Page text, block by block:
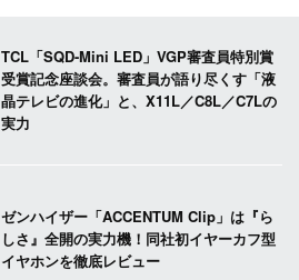
TCL「SQD-Mini LED」VGP審査員特別賞
受賞記念座談会。審査員が語り尽くす「液
晶テレビの進化」と、X11L／C8L／C7Lの
実力
ゼンハイザー「ACCENTUM Clip」は『ら
しさ』全開の実力機！同社初イヤーカフ型
イヤホンを徹底レビュー